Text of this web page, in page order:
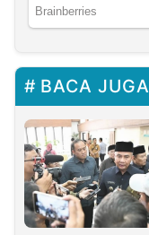
BACA JUGA